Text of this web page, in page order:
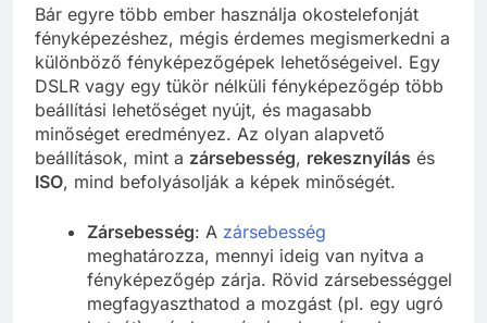
Bár egyre több ember használja okostelefonját
fényképezéshez, mégis érdemes megismerkedni a
különböző fényképezőgépek lehetőségeivel. Egy
DSLR vagy egy tükör nélküli fényképezőgép több
beállítási lehetőséget nyújt, és magasabb
minőséget eredményez. Az olyan alapvető
beállítások, mint a zársebesség, rekesznyílás és
ISO, mind befolyásolják a képek minőségét.
Zársebesség: A zársebesség
meghatározza, mennyi ideig van nyitva a
fényképezőgép zárja. Rövid zársebességgel
megfagyaszthatod a mozgást (pl. egy ugró